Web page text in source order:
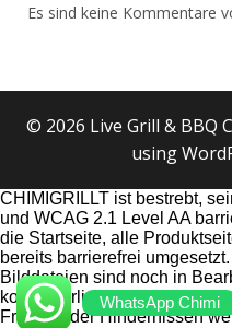
Es sind keine Kommentare
© 2026 Live Grill & BBQ
using
CHIMIGRILLT ist bestrebt,
und WCAG 2.1 Level AA
die Startseite, alle
bereits barrierefrei
Bilddateien sind noch in
kontinuierlich daran, diese
Fragen oder Hindernissen
WhatsApp Chimi